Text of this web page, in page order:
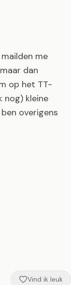
me
dan
op het TT-
nog) kleine
overigens
Vind ik leuk